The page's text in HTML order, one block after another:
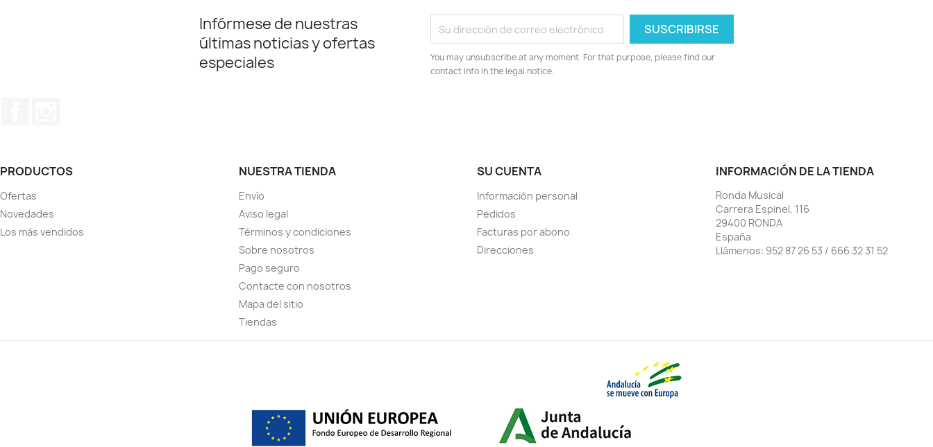
Infórmese de nuestras
últimas noticias y ofertas
especiales
You may unsubscribe at any moment. For that purpose, please find our
contact info in the legal notice.
PRODUCTOS
Ofertas
Novedades
Los más vendidos
NUESTRA TIENDA
Envío
Aviso legal
Términos y condiciones
Sobre nosotros
Pago seguro
Contacte con nosotros
Mapa del sitio
Tiendas
SU CUENTA
Información personal
Pedidos
Facturas por abono
Direcciones
INFORMACIÓN DE LA TIENDA
Ronda Musical
Carrera Espinel, 116
29400 RONDA
España
Llámenos: 952 87 26 53 / 666 32 31 52